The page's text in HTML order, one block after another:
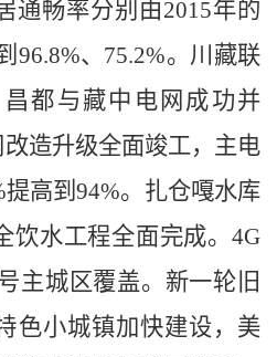
通畅率分别由2015年的
96.8%、 75.2%。川藏联
都与藏中电网成功并
改造升级全面竣工，主电
提高到94%。扎仓嘎水库
水工程全面完成。 4G
主城区覆盖。新一轮旧
色小城镇加快建设，美